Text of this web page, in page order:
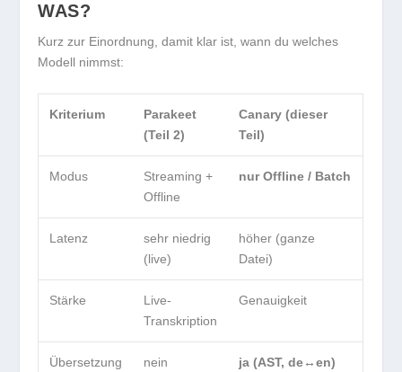
WAS?
Kurz zur Einordnung, damit klar ist, wann du welches
Modell nimmst:
Kriterium
Parakeet
(Teil 2)
Canary (dieser
Teil)
Modus
Streaming +
Offline
nur Offline / Batch
Latenz
sehr niedrig
(live)
höher (ganze
Datei)
Stärke
Live-
Transkription
Genauigkeit
Übersetzung nein ja (AST, de↔en)